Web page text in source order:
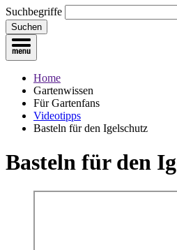
Suchbegriffe
Suchen
Home
Gartenwissen
Für Gartenfans
Videotipps
Basteln für den Igelschutz
Basteln für den